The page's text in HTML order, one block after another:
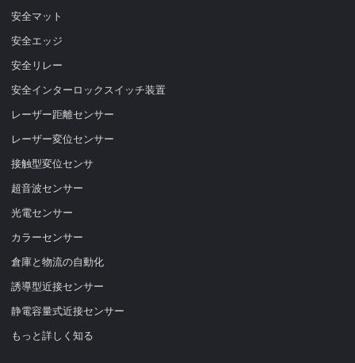
安全マット
安全エッジ
安全リレー
安全インターロックスイッチ装置
レーザー距離センサー
レーザー変位センサー
接触型変位センサ
超音波センサー
光電センサー
カラーセンサー
倉庫と物流の自動化
誘導型近接センサー
静電容量式近接センサー
もっと詳しく知る